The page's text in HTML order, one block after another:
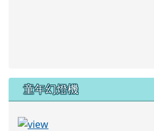
童年幻燈機